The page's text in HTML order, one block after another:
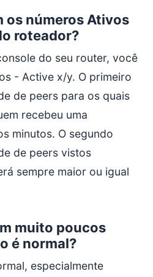
os números Ativos
roteador?
do seu router, você
- Active x/y. O primeiro
de peers para os quais
recebeu uma
minutos. O segundo
de peers vistos
sempre maior ou igual
muito poucos
é normal?
especialmente